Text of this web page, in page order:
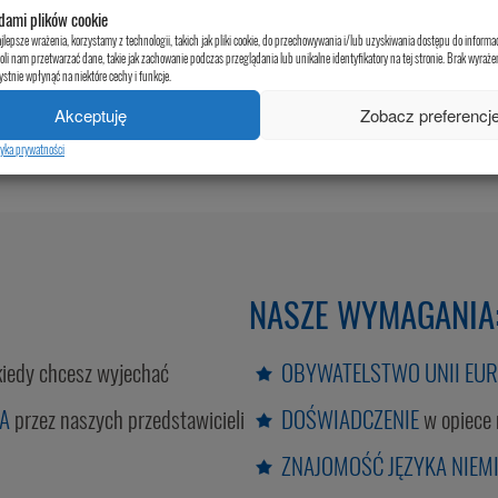
za polecenie każdej opiekunki do pracy gwarantowane
chcesz wyjechać
przez naszych przedstawicieli
NASZE
OBYWATELSTWO UNII
DOŚWIADCZENIEw
ZNAJOMOŚĆ JĘZYKA
plików cookie
wrażenia, korzystamy z technologii, takich jak pliki cookie, do przechowywania i/lub uzyskiwania dostępu do
nam przetwarzać dane, takie jak zachowanie podczas przeglądania lub unikalne identyfikatory na tej stronie. Brak
wpłynąć na niektóre cechy i funkcje.
Akceptuję Zobacz
prywatności